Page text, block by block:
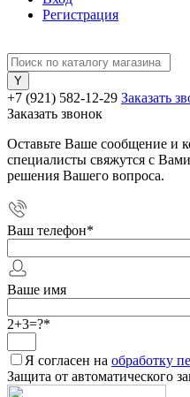
Регистрация
+7 (921) 582-12-29 Заказать
Заказать звонок
Оставьте Ваше сообщение и
специалисты свяжутся с
решения Вашего вопроса.
Ваш телефон*
Ваше имя
2+3=?*
Я согласен на обработку
Защита от автоматического